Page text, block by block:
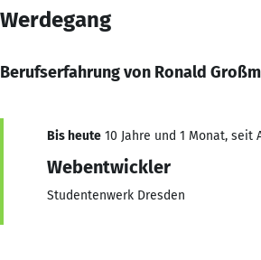
Werdegang
Berufserfahrung von Ronald
Bis heute 10 Jahre und 1 Monat, seit
Webentwickler
Studentenwerk Dresden